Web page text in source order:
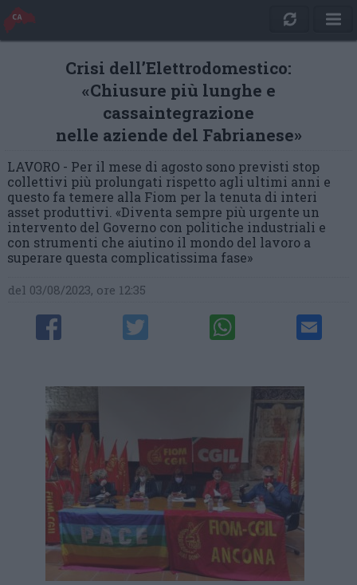
Crisi dell’Elettrodomestico:
«Chiusure più lunghe e
cassaintegrazione
nelle aziende del Fabrianese»
LAVORO - Per il mese di agosto sono previsti stop
collettivi più prolungati rispetto agli ultimi anni e
questo fa temere alla Fiom per la tenuta di interi
asset produttivi. «Diventa sempre più urgente un
intervento del Governo con politiche industriali e
con strumenti che aiutino il mondo del lavoro a
superare questa complicatissima fase»
del 03/08/2023, ore 12:35